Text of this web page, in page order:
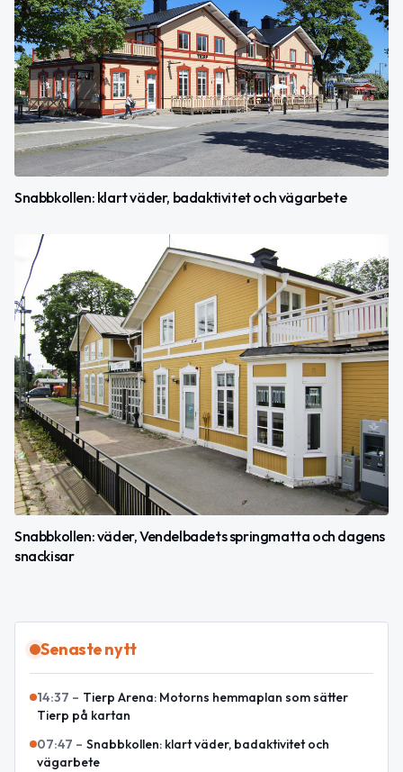
Snabbkollen: klart väder, badaktivitet och vägarbete
Snabbkollen: väder, Vendelbadets springmatta och dagens
snackisar
Senaste nytt
14:37 – Tierp Arena: Motorns hemmaplan som sätter
Tierp på kartan
07:47 – Snabbkollen: klart väder, badaktivitet och
vägarbete